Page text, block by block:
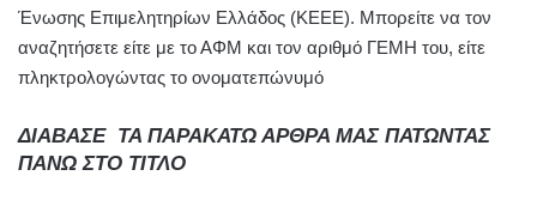
Ένωσης Επιμελητηρίων Ελλάδος (ΚΕΕΕ). Μπορείτε να τον
αναζητήσετε είτε με το ΑΦΜ και τον αριθμό ΓΕΜΗ του, είτε
πληκτρολογώντας το ονοματεπώνυμό
ΔΙΑΒΑΣΕ ΤΑ ΠΑΡΑΚΑΤΩ ΑΡΘΡΑ ΜΑΣ ΠΑΤΩΝΤΑΣ
ΠΑΝΩ ΣΤΟ ΤΙΤΛΟ